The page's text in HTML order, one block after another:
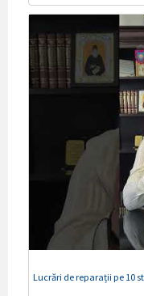
Lucrări de reparații pe 10